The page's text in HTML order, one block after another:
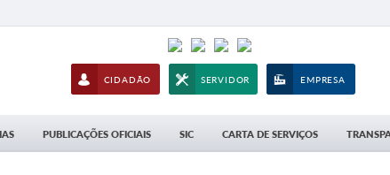
CIDADÃO SERVIDOR EMPRESA
PUBLICAÇÕES OFICIAIS SIC CARTA DE SERVIÇOS